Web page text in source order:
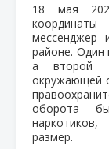
18 мая
мессенджер
районе. Один
а второй
окружающей
оборота
размер.